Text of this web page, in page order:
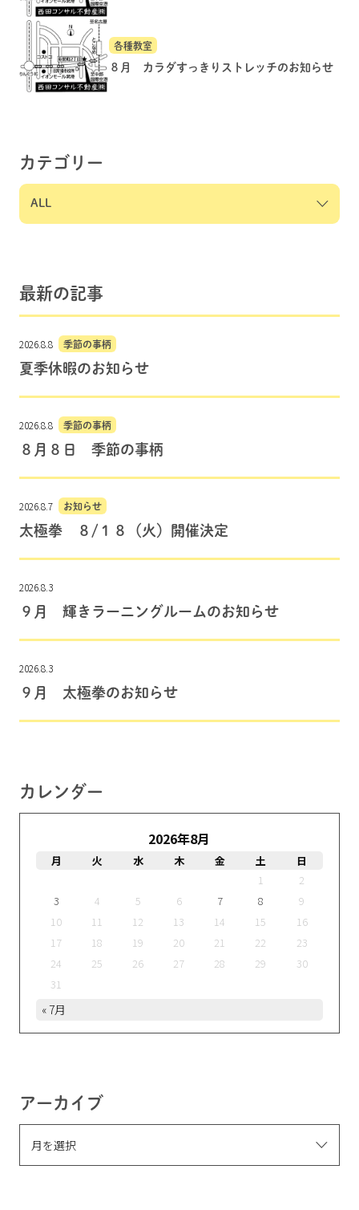
各種教室
８月 カラダすっきりストレッチのお知らせ
カテゴリー
最新の記事
2026.8.8 季節の事柄
夏季休暇のお知らせ
2026.8.8 季節の事柄
８月８日 季節の事柄
2026.8.7 お知らせ
太極拳 ８/１８（火）開催決定
2026.8.3
９月 輝きラーニングルームのお知らせ
2026.8.3
９月 太極拳のお知らせ
カレンダー
2026年8月
月 火 水 木 金 土
日
1
2
3
4 5 6 7 8
9
10
11 12 13 14 15
16
17
18 19 20 21 22
23
24
25 26 27 28 29
30
31
« 7月
アーカイブ